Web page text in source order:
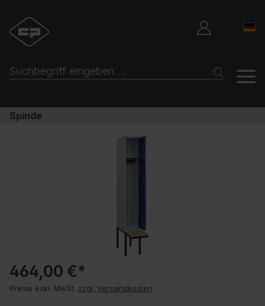
Spinde
464,00 €*
Preise exkl. MwSt. zzgl. Versandkosten